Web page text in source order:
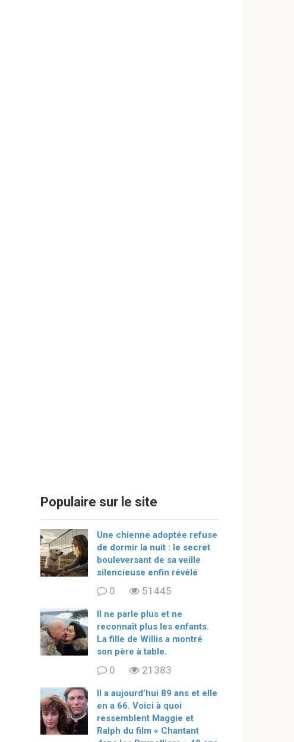
Populaire sur le site
Une chienne adoptée refuse
de dormir la nuit : le secret
bouleversant de sa veille
silencieuse enfin révélé
0 51445
Il ne parle plus et ne
reconnaît plus les enfants.
La fille de Willis a montré
son père à table.
0 21383
ll a aujourd’hui 89 ans et elle
en a 66. Voici à quoi
ressemblent Maggie et
Ralph du film « Chantant